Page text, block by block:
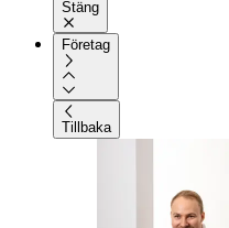
Stäng
Företag
Tillbaka